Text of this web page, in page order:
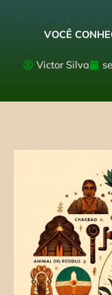
conteúdo
VOCÊ
Victor Silva